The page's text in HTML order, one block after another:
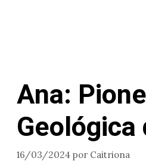
Ana:
16/03/2024 por Caitriona